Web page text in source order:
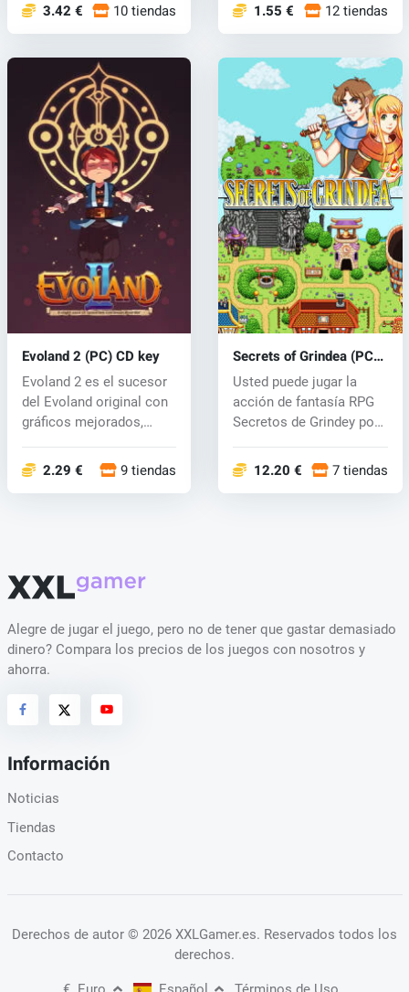
3.42 € 10 tiendas 1.55 € 12 tiendas
Evoland 2 (PC) CD key
Evoland 2 es el sucesor
del Evoland original con
gráficos mejorados,
2.29 € 9 tiendas
Secrets of Grindea (PC)
CD key
Usted puede jugar la
acción de fantasía RPG
Secretos de Grindey por
12.20 € 7 tiendas
Alegre de jugar el juego, pero no de tener que gastar demasiado
dinero? Compara los precios de los juegos con nosotros y
ahorra.
Información
Noticias
Tiendas
Contacto
Derechos de autor © 2026 XXLGamer.es. Reservados todos los
derechos.